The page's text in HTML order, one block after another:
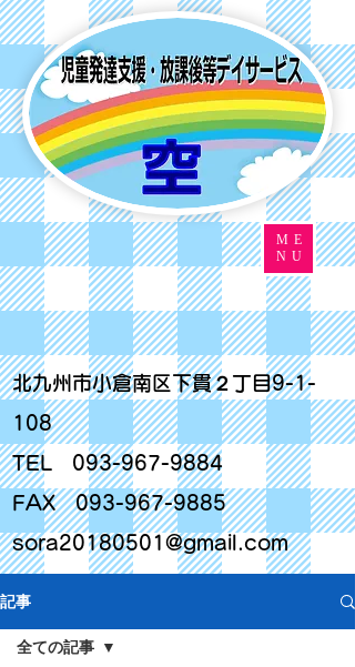
北九州市小倉南区下貫２丁目9-1-
108
TEL
093-967-9884
FAX093-967-9885
sora20180501@gmail.com
ME
NU
記事
全ての記事